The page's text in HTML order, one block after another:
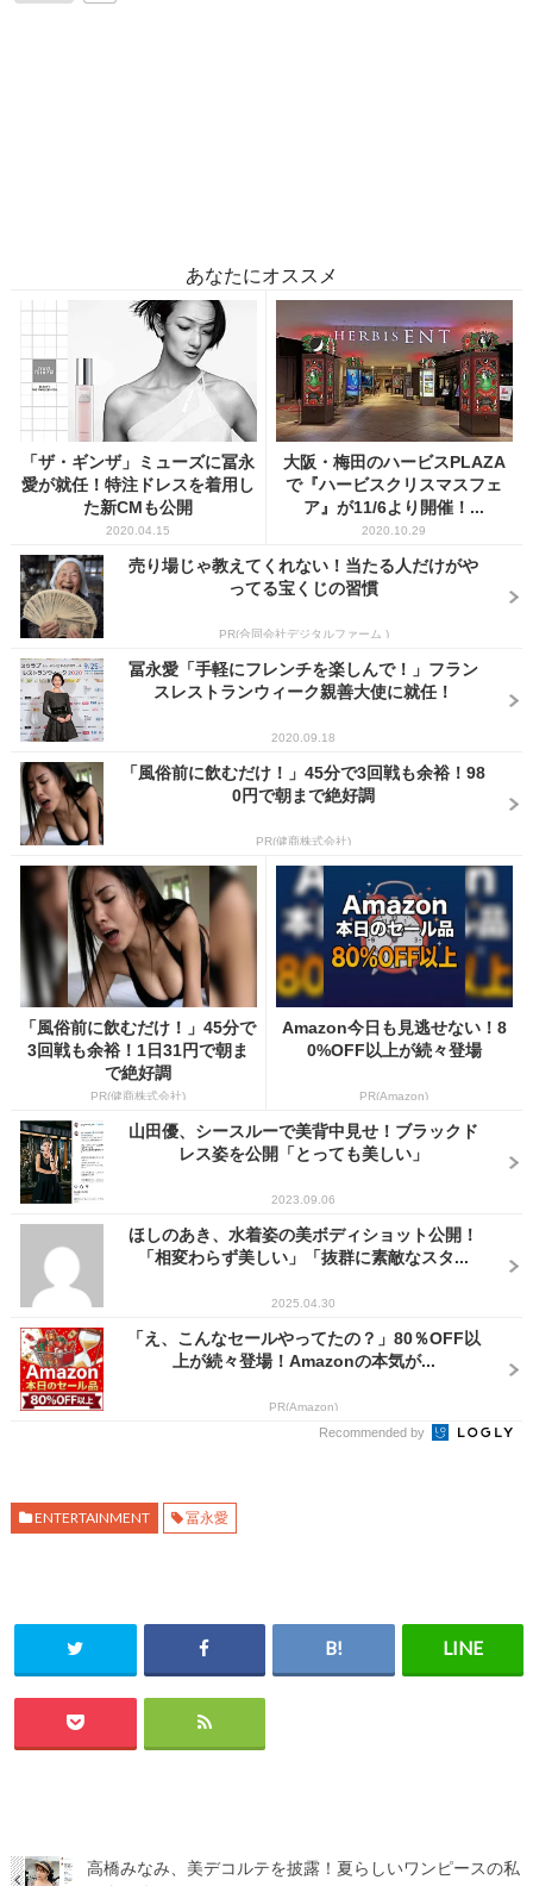
あなたにオススメ
「ザ・ギンザ」ミューズに冨永
愛が就任！特注ドレスを着用し
た新CMも公開
2020.04.15
大阪・梅田のハービスPLAZA
で『ハービスクリスマスフェ
ア』が11/6より開催！...
2020.10.29
売り場じゃ教えてくれない！当たる人だけがや
ってる宝くじの習慣
PR(合同会社デジタルファーム )
冨永愛「⼿軽にフレンチを楽しんで！」フラン
スレストランウィーク親善大使に就任！
2020.09.18
「風俗前に飲むだけ！」45分で3回戦も余裕！98
0円で朝まで絶好調
PR(健商株式会社)
「風俗前に飲むだけ！」45分で
3回戦も余裕！1日31円で朝ま
で絶好調
PR(健商株式会社)
Amazon今日も見逃せない！8
0%OFF以上が続々登場
PR(Amazon)
山田優、シースルーで美背中見せ！ブラックド
レス姿を公開「とっても美しい」
2023.09.06
ほしのあき、水着姿の美ボディショット公開！
「相変わらず美しい」「抜群に素敵なスタ...
2025.04.30
「え、こんなセールやってたの？」80％OFF以
上が続々登場！Amazonの本気が...
PR(Amazon)
Recommended by
ENTERTAINMENT 冨永愛
高橋みなみ、美デコルテを披露！夏らしいワンピースの私